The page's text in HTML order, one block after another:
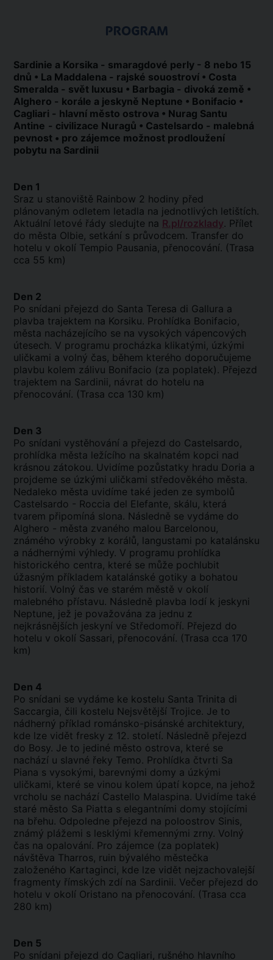
PROGRAM
Sardinie a Korsika - smaragdové perly - 8 nebo 15
dnů • La Maddalena - rajské souostroví • Costa
Smeralda - svět luxusu • Barbagia - divoká země •
Alghero - korále a jeskyně Neptune • Bonifacio •
Cagliari - hlavní město ostrova • Nurag Santu
Antine - civilizace Nuragů • Castelsardo - malebná
pevnost • pro zájemce možnost prodloužení
pobytu na Sardinii
Den 1
Sraz u stanoviště Rainbow 2 hodiny před
plánovaným odletem letadla na jednotlivých letištích.
Aktuální letové řády sledujte na R.pl/rozklady. Přílet
do města Olbie, setkání s průvodcem. Transfer do
hotelu v okolí Tempio Pausania, přenocování. (Trasa
cca 55 km)
Den 2
Po snídani přejezd do Santa Teresa di Gallura a
plavba trajektem na Korsiku. Prohlídka Bonifacio,
města nacházejícího se na vysokých vápencových
útesech. V programu procházka klikatými, úzkými
uličkami a volný čas, během kterého doporučujeme
plavbu kolem zálivu Bonifacio (za poplatek). Přejezd
trajektem na Sardinii, návrat do hotelu na
přenocování. (Trasa cca 130 km)
Den 3
Po snídani vystěhování a přejezd do Castelsardo,
prohlídka města ležícího na skalnatém kopci nad
krásnou zátokou. Uvidíme pozůstatky hradu Doria a
projdeme se úzkými uličkami středověkého města.
Nedaleko města uvidíme také jeden ze symbolů
Castelsardo - Roccia del Elefante, skálu, která
tvarem připomíná slona. Následně se vydáme do
Alghero - města zvaného malou Barcelonou,
známého výrobky z korálů, langustami po katalánsku
a nádhernými výhledy. V programu prohlídka
historického centra, které se může pochlubit
úžasným příkladem katalánské gotiky a bohatou
historií. Volný čas ve starém městě v okolí
malebného přístavu. Následně plavba lodí k jeskyni
Neptune, jež je považována za jednu z
nejkrásnějších jeskyní ve Středomoří. Přejezd do
hotelu v okolí Sassari, přenocování. (Trasa cca 170
km)
Den 4
Po snídani se vydáme ke kostelu Santa Trinita di
Saccargia, čili kostelu Nejsvětější Trojice. Je to
nádherný příklad románsko-pisánské architektury,
kde lze vidět fresky z 12. století. Následně přejezd
do Bosy. Je to jediné město ostrova, které se
nachází u slavné řeky Temo. Prohlídka čtvrti Sa
Piana s vysokými, barevnými domy a úzkými
uličkami, které se vinou kolem úpatí kopce, na jehož
vrcholu se nachází Castello Malaspina. Uvidíme také
staré město Sa Piatta s elegantními domy stojícími
na břehu. Odpoledne přejezd na poloostrov Sinis,
známý plážemi s lesklými křemennými zrny. Volný
čas na opalování. Pro zájemce (za poplatek)
návštěva Tharros, ruin bývalého městečka
založeného Kartaginci, kde lze vidět nejzachovalejší
fragmenty římských zdí na Sardinii. Večer přejezd do
hotelu v okolí Oristano na přenocování. (Trasa cca
280 km)
Den 5
Po snídani přejezd do Cagliari, rušného hlavního